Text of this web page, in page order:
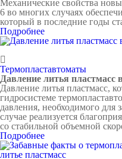
Механические свойства
6 во многих случаях
который в последние годы
Подробнее
Термопластавтоматы
Давление литья пластмасс
Давление литья пластмасс,
гидросистеме
давления, необходимого
случае реализуется
со стабильной объемной
Подробнее